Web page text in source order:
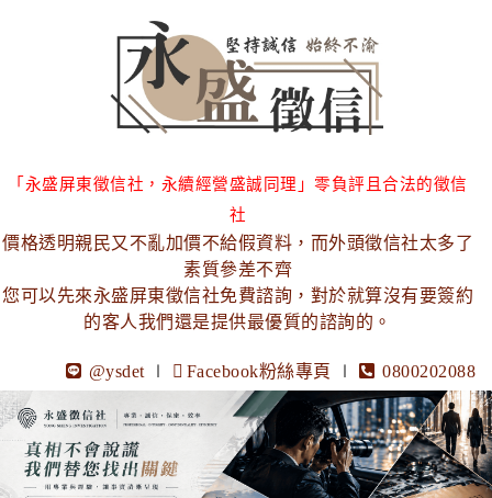
「永盛屏東徵信社，永續經營盛誠同理」零負評且合法的徵信
社
價格透明親民又不亂加價不給假資料，而外頭徵信社太多了
素質參差不齊
您可以先來永盛屏東徵信社免費諮詢，對於就算沒有要簽約
的客人我們還是提供最優質的諮詢的。
@ysdet ∣ Facebook粉絲專頁 ∣ 0800202088